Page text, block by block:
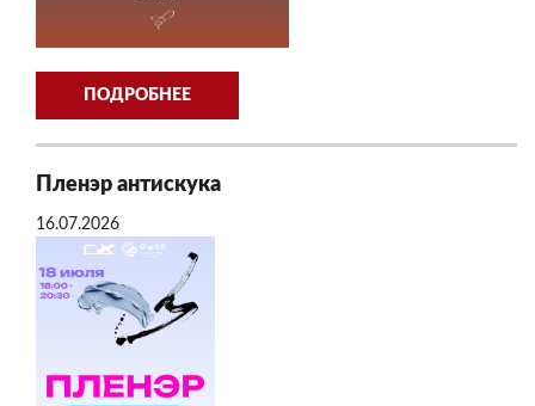
ПОДРОБНЕЕ
Пленэр антискука
16.07.2026